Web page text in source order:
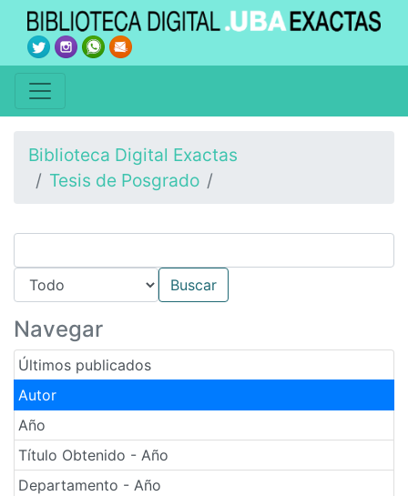
Biblioteca Digital Exactas
Tesis de Posgrado
Navegar
Últimos publicados
Autor
Año
Título Obtenido - Año
Departamento - Año